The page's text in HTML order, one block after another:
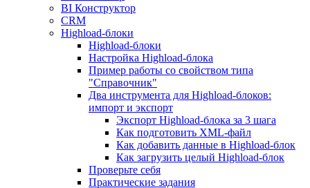
BI Конструктор
CRM
Highload-блоки
Highload-блоки
Настройка Highload-блока
Пример работы со свойством типа
"Справочник"
Два инструмента для Highload-блоков:
импорт и экспорт
Экспорт Highload-блока за 3 шага
Как подготовить XML-файл
Как добавить данные в Highload-блок
Как загрузить целый Highload-блок
Проверьте себя
Практические задания